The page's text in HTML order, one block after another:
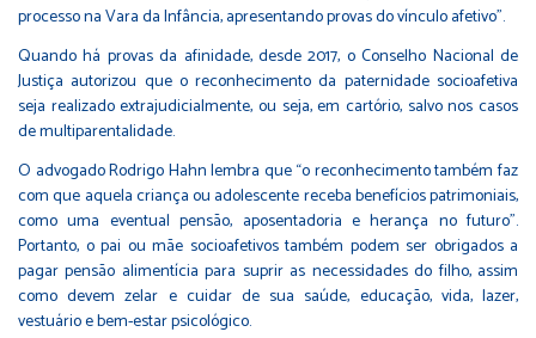
processo na Vara da Infância, apresentando provas do vínculo afetivo”.
Quando há provas da afinidade, desde 2017, o Conselho Nacional de
Justiça autorizou que o reconhecimento da paternidade socioafetiva
seja realizado extrajudicialmente, ou seja, em cartório, salvo nos casos
de multiparentalidade.
O advogado Rodrigo Hahn lembra que “o reconhecimento também faz
com que aquela criança ou adolescente receba benefícios patrimoniais,
como uma eventual pensão, aposentadoria e herança no futuro”.
Portanto, o pai ou mãe socioafetivos também podem ser obrigados a
pagar pensão alimentícia para suprir as necessidades do filho, assim
como devem zelar e cuidar de sua saúde, educação, vida, lazer,
vestuário e bem-estar psicológico.